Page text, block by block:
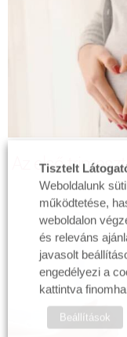
Az első
Tisztelt
Weboldalunk
működtetése,
weboldalon
és releváns
javasolt
engedélyezi a
kattintva
Beállítások